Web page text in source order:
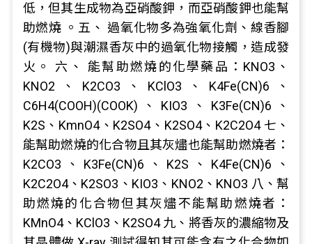
低，但其生成物為亞硝酸鉀，而亞硝酸鉀也能幫
助燃燒 。五、 過氧化物多為強氧化劑、線香腳
(有機物)與潮濕香灰中的過氧化物接觸，造成發
火。 六、 能幫助燃燒的化學藥品：KNO3、
KNO2、K2CO3、KClO3、K4Fe(CN)6、
C6H4(COOH)(COOK)、KIO3、K3Fe(CN)6、
K2S、KmnO4、K2SO4、K2SO4、K2C2O4 七、
能幫助燃燒的化合物且其灰燼也能幫助燃燒者：
K2CO3、K3Fe(CN)6、K2S、K4Fe(CN)6、
K2C2O4、K2SO3、KIO3、KNO2、KNO3 八、幫
助燃燒的化合物但其灰燼不能幫助燃燒者：
KMnO4、KClO3、K2SO4 九、將香灰的濃縮物及